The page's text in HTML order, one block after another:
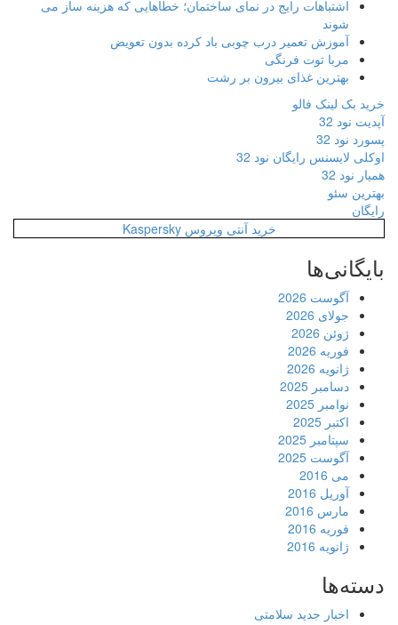
اشتباهات رایج در نمای ساختمان؛ خطاهایی که هزینه ساز می
شوند
آموزش تعمیر درب چوبی باد کرده بدون تعویض
مربا توت فرنگی
بهترین غذای بیرون بر رشت
خرید بک لینک فالو
آپدیت نود 32
پسورد نود 32
اوکلی لایسنس رایگان نود 32
همیار نود 32
بهترین سئو
رایگان
خرید آنتی ویروس Kaspersky
بایگانی‌ها
آگوست 2026
جولای 2026
ژوئن 2026
فوریه 2026
ژانویه 2026
دسامبر 2025
نوامبر 2025
اکتبر 2025
سپتامبر 2025
آگوست 2025
می 2016
آوریل 2016
مارس 2016
فوریه 2016
ژانویه 2016
دسته‌ها
اخبار جدید سلامتی